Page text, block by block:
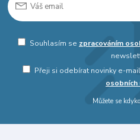
Souhlasím se zpracováním
Přeji si odebírat novinky e-
osobních
Můžete se